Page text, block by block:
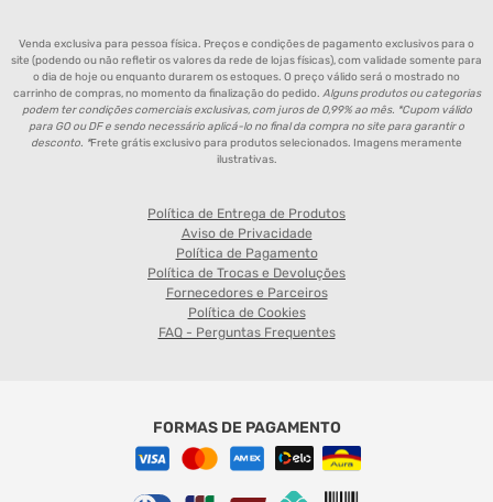
Venda exclusiva para pessoa física. Preços e condições de pagamento exclusivos para o
site (podendo ou não refletir os valores da rede de lojas físicas), com validade somente para
o dia de hoje ou enquanto durarem os estoques. O preço válido será o mostrado no
carrinho de compras, no momento da finalização do pedido. Alguns produtos ou categorias
podem ter condições comerciais exclusivas, com juros de 0,99% ao mês. *Cupom válido
para GO ou DF e sendo necessário aplicá-lo no final da compra no site para garantir o
desconto. *Frete grátis exclusivo para produtos selecionados. Imagens meramente
ilustrativas.
Política de Entrega de Produtos
Aviso de Privacidade
Política de Pagamento
Política de Trocas e Devoluções
Fornecedores e Parceiros
Política de Cookies
FAQ - Perguntas Frequentes
FORMAS DE PAGAMENTO